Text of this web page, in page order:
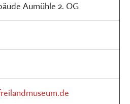
Aumühle 2. OG